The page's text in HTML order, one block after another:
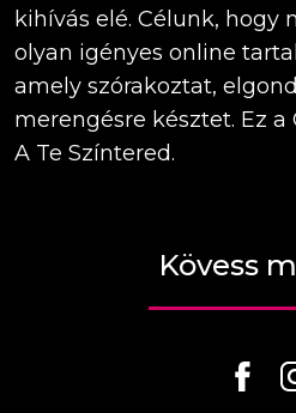
kihívás elé. Célunk, hogy
olyan igényes online
amely szórakoztat,
merengésre késztet. Ez a
A Te Színtered.
Kövess